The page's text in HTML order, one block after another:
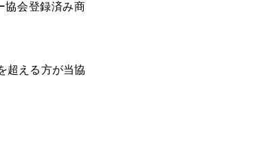
協会登録済み商
超える方が当協